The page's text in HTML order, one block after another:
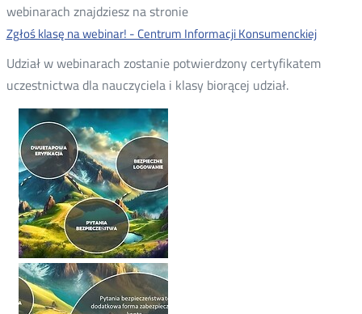
webinarach znajdziesz na stronie
Zgłoś klasę na webinar! - Centrum Informacji Konsumenckiej
Udział w webinarach zostanie potwierdzony certyfikatem
uczestnictwa dla nauczyciela i klasy biorącej udział.